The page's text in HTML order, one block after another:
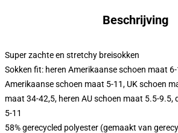
Beschrijving
Super zachte en stretchy breisokken
Sokken fit: heren Amerikaanse schoen maat
Amerikaanse schoen maat 5-11, UK schoen
maat 34-42,5, heren AU schoen maat 5.5-9.5,
5-11
58% gerecycled polyester (gemaakt van